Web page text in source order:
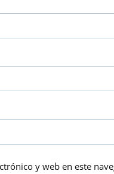
y web en este